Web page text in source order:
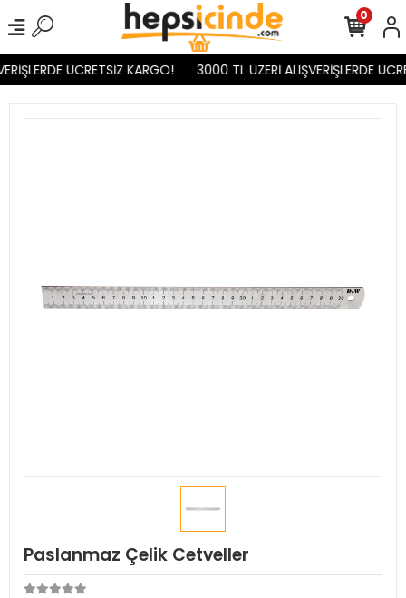
ÜCRETSİZ KARGO! 3000 TL ÜZERİ ALIŞVERİŞLERDE
0
Paslanmaz Çelik Cetveller